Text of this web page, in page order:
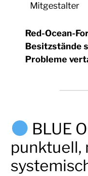
Mitgestalter
Red-Ocean-
Besitzstände
Probleme
BLUE
punktuell,